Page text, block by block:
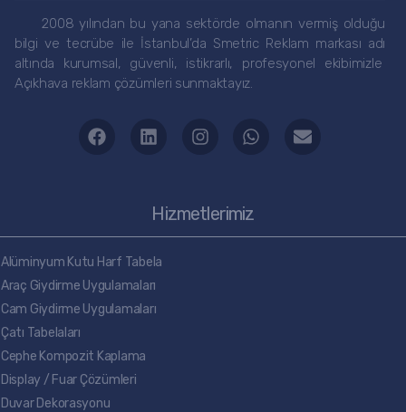
2008 yılından bu yana sektörde olmanın vermiş olduğu
bilgi ve tecrübe ile İstanbul’da Smetric Reklam markası adı
altında kurumsal, güvenli, istikrarlı, profesyonel ekibimizle
Açıkhava reklam çözümleri sunmaktayız.
Hizmetlerimiz
Alüminyum Kutu Harf Tabela
Araç Giydirme Uygulamaları
Cam Giydirme Uygulamaları
Çatı Tabelaları
Cephe Kompozit Kaplama
Display / Fuar Çözümleri
Duvar Dekorasyonu